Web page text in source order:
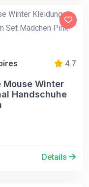
4.7
Mouse Winter
Handschuhe
Details